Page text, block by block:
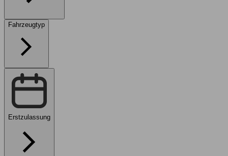
Fahrzeugtyp
Erstzulassung